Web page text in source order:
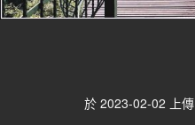
於 2023-02-02 上傳